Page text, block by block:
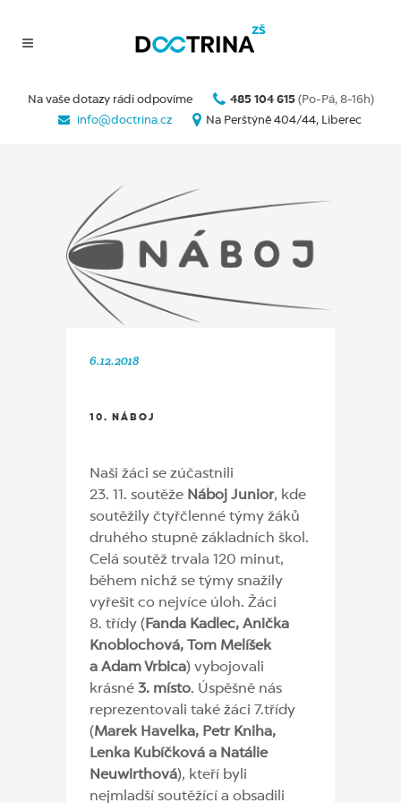
Na vaše dotazy rádi odpovíme 485 104 615 (Po-Pá, 8-16h)
info@doctrina.cz
Na Perštýně 404/44, Liberec
6.12.2018
10. NÁBOJ
Naši žáci se zúčastnili
23. 11. soutěže Náboj Junior, kde
soutěžily čtyřčlenné týmy žáků
druhého stupně základních škol.
Celá soutěž trvala 120 minut,
během nichž se týmy snažily
vyřešit co nejvíce úloh. Žáci
8. třídy ( Fanda Kadlec, Anička
Knoblochová, Tom Melíšek
a Adam Vrbica) vybojovali
krásné 3. místo. Úspěšně nás
reprezentovali také žáci 7.třídy
(Marek Havelka, Petr Kniha,
Lenka Kubíčková a Natálie
Neuwirthová), kteří byli
nejmladší soutěžící a obsadili